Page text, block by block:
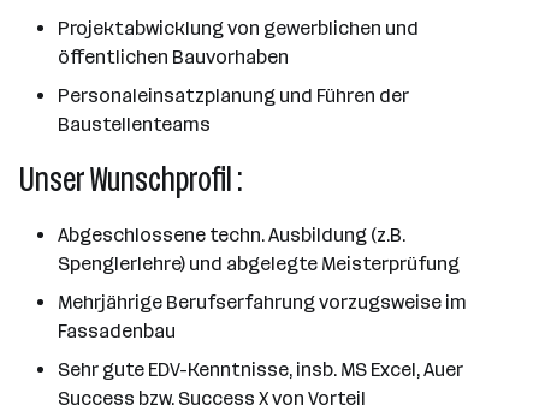
Projektabwicklung von gewerblichen und
öffentlichen Bauvorhaben
Personaleinsatzplanung und Führen der
Baustellenteams
Unser Wunschprofil :
Abgeschlossene techn. Ausbildung (z.B.
Spenglerlehre) und abgelegte Meisterprüfung
Mehrjährige Berufserfahrung vorzugsweise im
Fassadenbau
Sehr gute EDV-Kenntnisse, insb. MS Excel, Auer
Success bzw. Success X von Vorteil